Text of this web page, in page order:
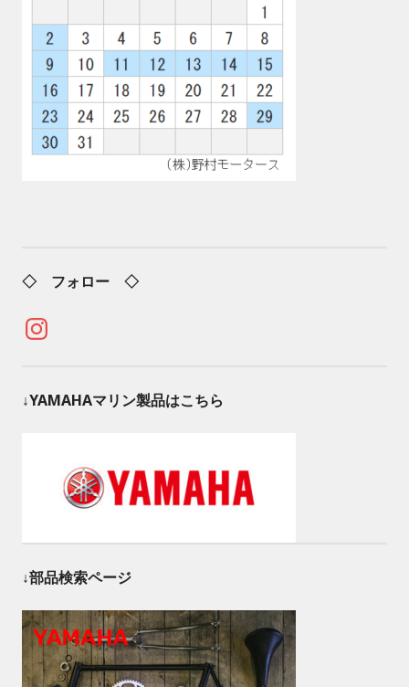
◇ フォロー ◇
Instagram
↓YAMAHAマリン製品はこちら
↓部品検索ページ